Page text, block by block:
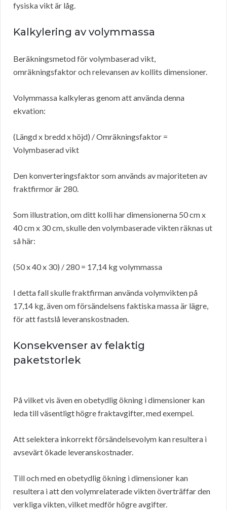
fysiska vikt är låg.
Kalkylering av volymmassa
Beräkningsmetod för volymbaserad vikt,
omräkningsfaktor och relevansen av kollits dimensioner.
Volymmassa kalkyleras genom att använda denna
ekvation:
(Längd x bredd x höjd) / Omräkningsfaktor =
Volymbaserad vikt
Den konverteringsfaktor som används av majoriteten av
fraktfirmor är 280.
Som illustration, om ditt kolli har dimensionerna 50 cm x
40 cm x 30 cm, skulle den volymbaserade vikten räknas ut
så här:
(50 x 40 x 30) / 280 = 17,14 kg volymmassa
I detta fall skulle fraktfirman använda volymvikten på
17,14 kg, även om försändelsens faktiska massa är lägre,
för att fastslå leveranskostnaden.
Konsekvenser av felaktig
paketstorlek
På vilket vis även en obetydlig ökning i dimensioner kan
leda till väsentligt högre fraktavgifter, med exempel.
Att selektera inkorrekt försändelsevolym kan resultera i
avsevärt ökade leveranskostnader.
Till och med en obetydlig ökning i dimensioner kan
resultera i att den volymrelaterade vikten överträffar den
verkliga vikten, vilket medför högre avgifter.